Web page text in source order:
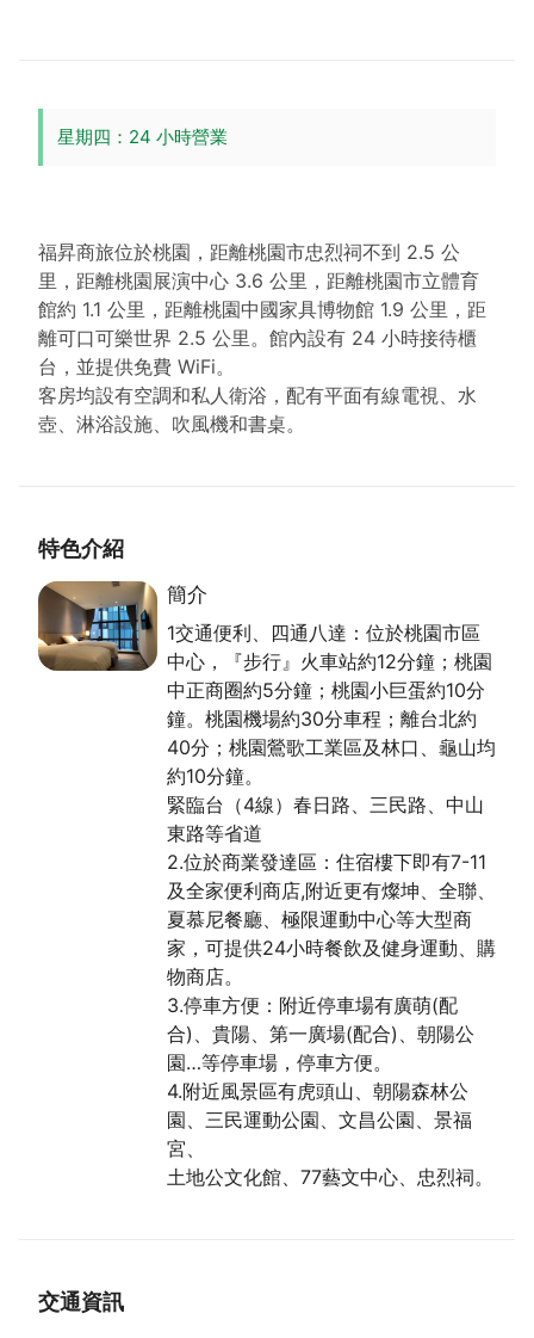
星期四：24 小時營業
福昇商旅位於桃園，距離桃園市忠烈祠不到 2.5 公
里，距離桃園展演中心 3.6 公里，距離桃園市立體育
館約 1.1 公里，距離桃園中國家具博物館 1.9 公里，距
離可口可樂世界 2.5 公里。館內設有 24 小時接待櫃
台，並提供免費 WiFi。
客房均設有空調和私人衛浴，配有平面有線電視、水
壺、淋浴設施、吹風機和書桌。
特色介紹
簡介
1交通便利、四通八達：位於桃園市區
中心，『步行』火車站約12分鐘；桃園
中正商圈約5分鐘；桃園小巨蛋約10分
鐘。桃園機場約30分車程；離台北約
40分；桃園鶯歌工業區及林口、龜山均
約10分鐘。
緊臨台（4線）春日路、三民路、中山
東路等省道
2.位於商業發達區：住宿樓下即有7-11
及全家便利商店,附近更有燦坤、全聯、
夏慕尼餐廳、極限運動中心等大型商
家，可提供24小時餐飲及健身運動、購
物商店。
3.停車方便：附近停車場有廣萌(配
合)、貴陽、第一廣場(配合)、朝陽公
園…等停車場，停車方便。
4.附近風景區有虎頭山、朝陽森林公
園、三民運動公園、文昌公園、景福
宮、
土地公文化館、77藝文中心、忠烈祠。
交通資訊